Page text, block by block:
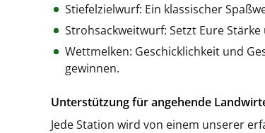
Stiefelzielwurf: Ein klassischer
Strohsackweitwurf: Setzt Eure
Wettmelken: Geschicklichkeit und
gewinnen.
Unterstützung für angehende
Jede Station wird von einem unserer